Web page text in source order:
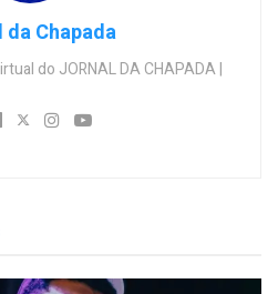
Chapada
do JORNAL DA CHAPADA |